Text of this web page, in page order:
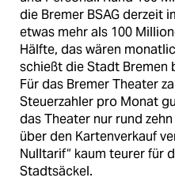
die Bremer BSAG derzeit
etwas mehr als 100
Hälfte, das wären
schießt die Stadt Bremen
Für das Bremer Theater
Steuerzahler pro Monat
das Theater nur rund
über den Kartenverkauf
Nulltarif“ kaum teurer für
Stadtsäckel.